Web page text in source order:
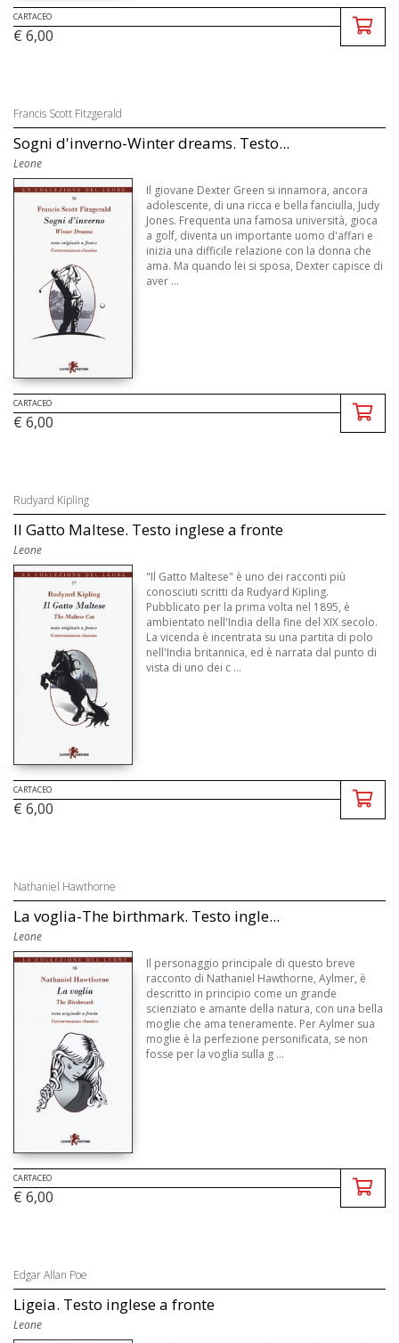
CARTACEO
€ 6,00
Francis Scott Fitzgerald
Sogni d'inverno-Winter dreams. Testo...
Leone
Il giovane Dexter Green si innamora, ancora
adolescente, di una ricca e bella fanciulla, Judy
Jones. Frequenta una famosa università, gioca
a golf, diventa un importante uomo d'affari e
inizia una difficile relazione con la donna che
ama. Ma quando lei si sposa, Dexter capisce di
aver ...
CARTACEO
€ 6,00
Rudyard Kipling
II Gatto Maltese. Testo inglese a fronte
Leone
"Il Gatto Maltese" è uno dei racconti più
conosciuti scritti da Rudyard Kipling.
Pubblicato per la prima volta nel 1895, è
ambientato nell'India della fine del XIX secolo.
La vicenda è incentrata su una partita di polo
nell'India britannica, ed è narrata dal punto di
vista di uno dei c ...
CARTACEO
€ 6,00
Nathaniel Hawthorne
La voglia-The birthmark. Testo ingle...
Leone
Il personaggio principale di questo breve
racconto di Nathaniel Hawthorne, Aylmer, è
descritto in principio come un grande
scienziato e amante della natura, con una bella
moglie che ama teneramente. Per Aylmer sua
moglie è la perfezione personificata, se non
fosse per la voglia sulla g ...
CARTACEO
€ 6,00
Edgar Allan Poe
Ligeia. Testo inglese a fronte
Leone